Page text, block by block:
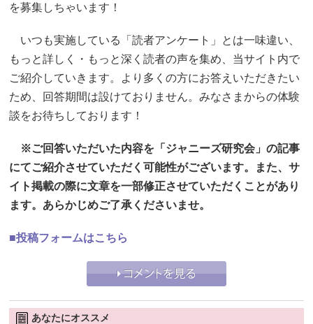
を募集しちゃいます！
いつも実施している「読者アンケート」とは一味違い、
もっと詳しく・もっと深く読者の声を集め、当サイト内で
ご紹介していきます。より多くの方にお答えいただきたい
ため、回答期間は設けておりません。みなさまからの体験
談をお待ちしております！
※ご回答いただいた内容を「ジャニーズ研究会」の記事
にてご紹介させていただく可能性がございます。また、サ
イト掲載の際に文章を一部修正させていただくことがあり
ます。あらかじめご了承くださいませ。
■投稿フォームはこちら
あなたにオススメ